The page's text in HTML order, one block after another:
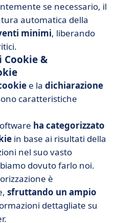
se necessario, il
automatica della
minimi, liberando
Cookie &
e la dichiarazione
caratteristiche
ha categorizzato
in base ai risultati della
nel suo vasto
dovuto farlo noi.
è
sfruttando un ampio
dettagliate su